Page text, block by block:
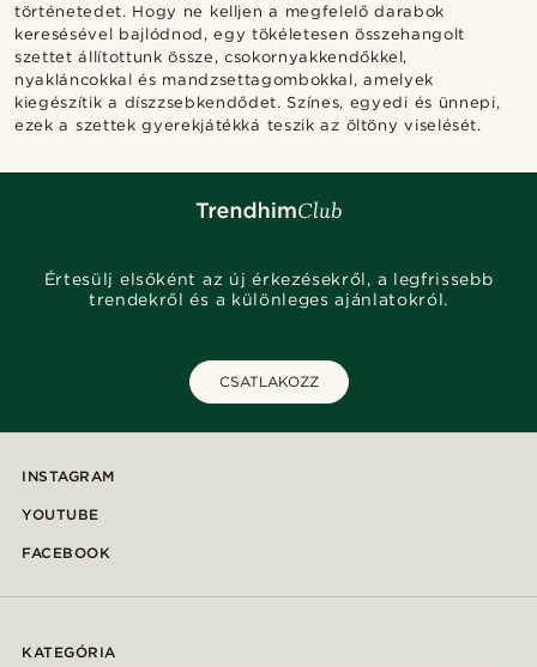
történetedet. Hogy ne kelljen a megfelelő darabok
keresésével bajlódnod, egy tökéletesen összehangolt
szettet állítottunk össze, csokornyakkendőkkel,
nyakláncokkal és mandzsettagombokkal, amelyek
kiegészítik a díszzsebkendődet. Színes, egyedi és ünnepi,
ezek a szettek gyerekjátékká teszik az öltöny viselését.
Értesülj elsőként az új érkezésekről, a legfrissebb
trendekről és a különleges ajánlatokról.
CSATLAKOZZ
INSTAGRAM
YOUTUBE
FACEBOOK
KATEGÓRIA